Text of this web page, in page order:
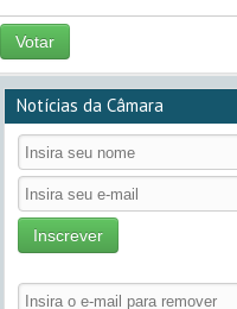
Votar
Notícias da Câmara
Inscrever